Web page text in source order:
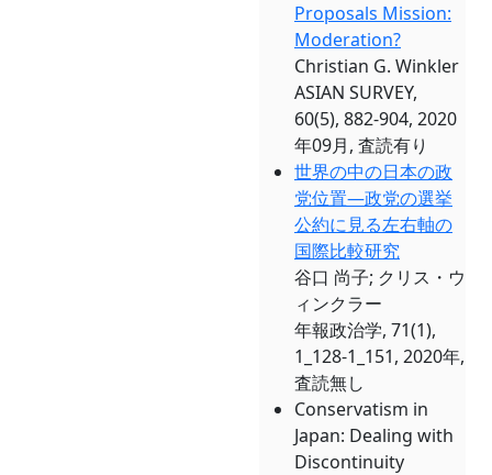
Proposals Mission:
Moderation?
Christian G. Winkler
ASIAN SURVEY,
60(5), 882-904, 2020
年09月, 査読有り
世界の中の日本の政
党位置―政党の選挙
公約に見る左右軸の
国際比較研究
谷口 尚子; クリス・ウ
ィンクラー
年報政治学, 71(1),
1_128-1_151, 2020年,
査読無し
Conservatism in
Japan: Dealing with
Discontinuity